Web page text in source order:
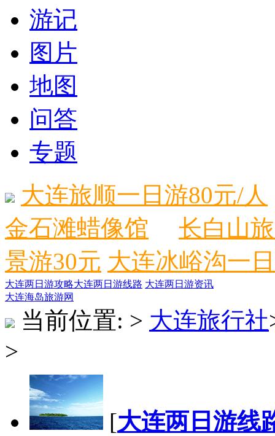
游记
图片
地图
问答
专题
大连旅顺一日游80元/人
金石滩蜡像馆
长白山
景游30元 大连冰峪沟一
大连两日游攻略大连两日游线路 大连两日游资讯
大连海岛旅游网
当前位置: > 大连旅行社
>
[大连两日游线